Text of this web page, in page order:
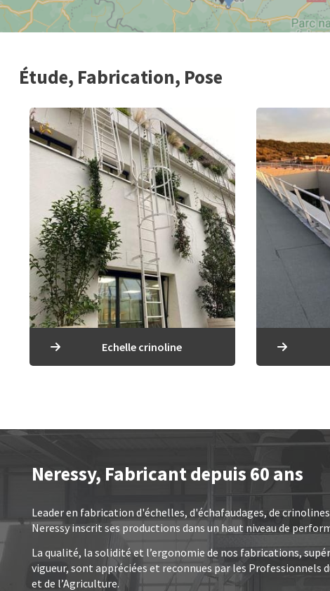
Étude, Fabrication, Pose
Echelle crinoline
Neressy, Fabricant depuis 60 ans
Leader en fabrication d'échelles, d'échafaudages, de
Neressy inscrit ses productions dans un haut niveau de
La qualité, la solidité et l’ergonomie de nos fabrications,
vigueur, sont appréciées et reconnues par les Professionnels
et de l’Agriculture.